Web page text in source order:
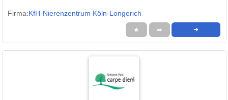
Firma:KfH-Nierenzentrum Köln-Longerich
★ ➦ ➜